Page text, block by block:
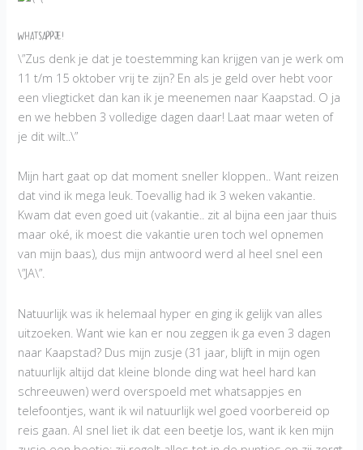
WHATSAPPJE!
\”Zus denk je dat je toestemming kan krijgen van je werk om
11 t/m 15 oktober vrij te zijn? En als je geld over hebt voor
een vliegticket dan kan ik je meenemen naar Kaapstad. O ja
en we hebben 3 volledige dagen daar! Laat maar weten of
je dit wilt..\”
Mijn hart gaat op dat moment sneller kloppen.. Want reizen
dat vind ik mega leuk. Toevallig had ik 3 weken vakantie.
Kwam dat even goed uit (vakantie.. zit al bijna een jaar thuis
maar oké, ik moest die vakantie uren toch wel opnemen
van mijn baas), dus mijn antwoord werd al heel snel een
\”JA\”.
Natuurlijk was ik helemaal hyper en ging ik gelijk van alles
uitzoeken. Want wie kan er nou zeggen ik ga even 3 dagen
naar Kaapstad? Dus mijn zusje (31 jaar, blijft in mijn ogen
natuurlijk altijd dat kleine blonde ding wat heel hard kan
schreeuwen) werd overspoeld met whatsappjes en
telefoontjes, want ik wil natuurlijk wel goed voorbereid op
reis gaan. Al snel liet ik dat een beetje los, want ik ken mijn